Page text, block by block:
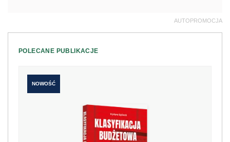
AUTOPROMOCJA
POLECANE PUBLIKACJE
NOWOŚĆ